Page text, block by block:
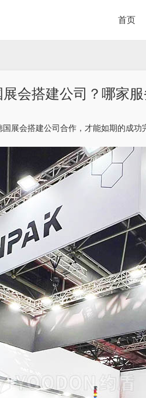
首页
会搭建公司？哪家服
展会搭建公司合作，才能如期的成